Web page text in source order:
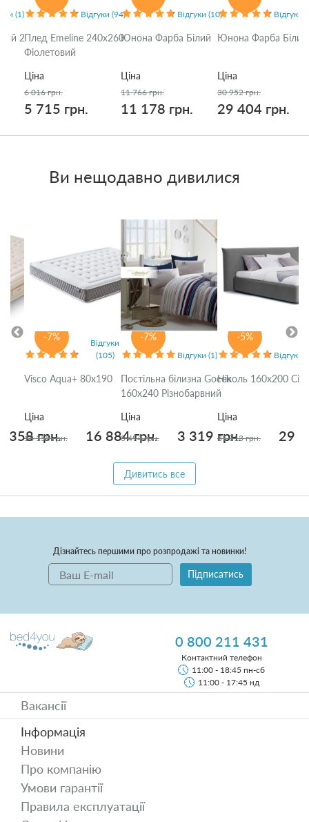
(1)
2
Відгуки (94)
Плед Emeline 240x260
Фіолетовий
Ціна
6 016 грн.
5 715 грн.
Відгуки (10)
Юнона Фарба Білий
Ціна
11 766 грн.
11 178 грн.
Відгуки
Юнона Фарба Білий
Ціна
30 952 грн.
29 404 грн.
Ви нещодавно дивилися
-7%
358 грн.
-7%
Відгуки
(105)
Visco Aqua+ 80x190
Ціна
18 155 грн. 16 884 грн.
-5%
Відгуки (1)
Постільна білизна Gocek
160x240 Різнобарвний
Ціна
3 494 грн. 3 319 грн.
Відгуки
Ніколь 160x200
Ціна
31 713 грн. 29
Дивитись все
Дізнайтесь першими про розпродажі та новинки!
Підписатись
0 800 211 431
Контактний телефон
11:00 - 18:45 пн-сб
11:00 - 17:45 нд
Вакансії
Інформація
Новини
Про компанію
Умови гарантії
Правила експлуатації